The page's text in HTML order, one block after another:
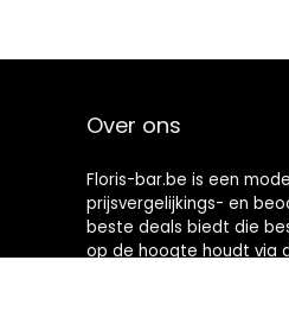
Over ons
Floris-bar.be is een
prijsvergelijkings- en
beste deals biedt die
op de hoogte houdt via